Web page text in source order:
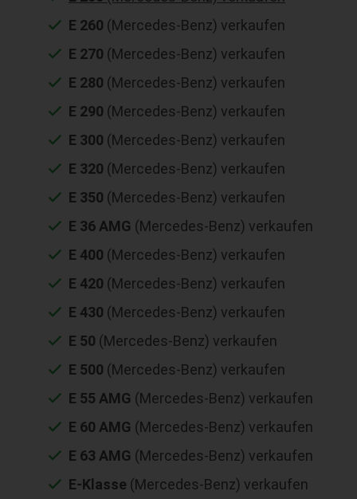
E 260 (Mercedes-Benz) verkaufen
E 270 (Mercedes-Benz) verkaufen
E 280 (Mercedes-Benz) verkaufen
E 290 (Mercedes-Benz) verkaufen
E 300 (Mercedes-Benz) verkaufen
E 320 (Mercedes-Benz) verkaufen
E 350 (Mercedes-Benz) verkaufen
E 36 AMG (Mercedes-Benz) verkaufen
E 400 (Mercedes-Benz) verkaufen
E 420 (Mercedes-Benz) verkaufen
E 430 (Mercedes-Benz) verkaufen
E 50 (Mercedes-Benz) verkaufen
E 500 (Mercedes-Benz) verkaufen
E 55 AMG (Mercedes-Benz) verkaufen
E 60 AMG (Mercedes-Benz) verkaufen
E 63 AMG (Mercedes-Benz) verkaufen
E-Klasse (Mercedes-Benz) verkaufen